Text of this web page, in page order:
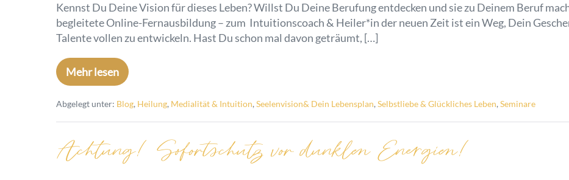
Kennst Du Deine Vision für dieses Leben? Willst Du Deine Berufung entdecken und sie zu Deinem Beruf
begleitete Online-Fernausbildung – zum Intuitionscoach & Heiler*in der neuen Zeit ist ein Weg, Dein
Talente vollen zu entwickeln. Hast Du schon mal davon geträumt, […]
Mehr lesen
Abgelegt unter: Blog, Heilung, Medialität & Intuition, Seelenvision& Dein Lebensplan, Selbstliebe & Glückliches Leben, Seminare
Achtung! Sofortschutz vor dunklen Energien!